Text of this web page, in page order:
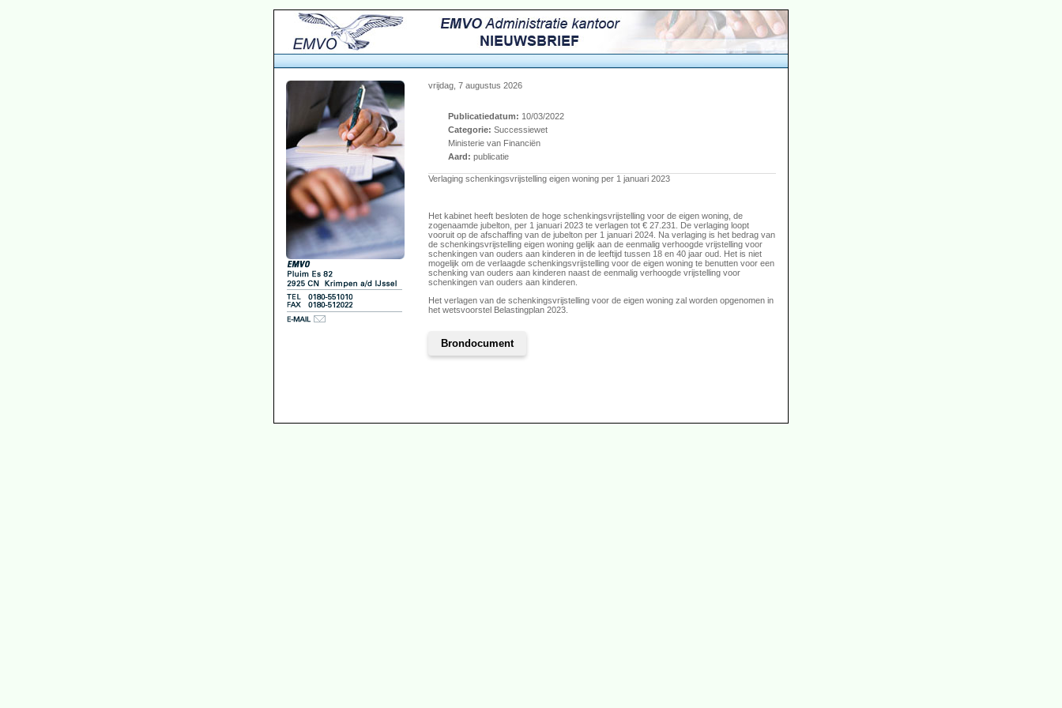
vrijdag, 7 augustus 2026
Publicatiedatum: 10/03/2022
Categorie: Successiewet
Ministerie van Financiën
Aard: publicatie
Verlaging schenkingsvrijstelling eigen woning per 1 januari 2023
Het kabinet heeft besloten de hoge schenkingsvrijstelling voor de eigen woning, de
zogenaamde jubelton, per 1 januari 2023 te verlagen tot € 27.231. De verlaging loopt
vooruit op de afschaffing van de jubelton per 1 januari 2024. Na verlaging is het bedrag van
de schenkingsvrijstelling eigen woning gelijk aan de eenmalig verhoogde vrijstelling voor
schenkingen van ouders aan kinderen in de leeftijd tussen 18 en 40 jaar oud. Het is niet
mogelijk om de verlaagde schenkingsvrijstelling voor de eigen woning te benutten voor een
schenking van ouders aan kinderen naast de eenmalig verhoogde vrijstelling voor
schenkingen van ouders aan kinderen.
Het verlagen van de schenkingsvrijstelling voor de eigen woning zal worden opgenomen in
het wetsvoorstel Belastingplan 2023.
Brondocument